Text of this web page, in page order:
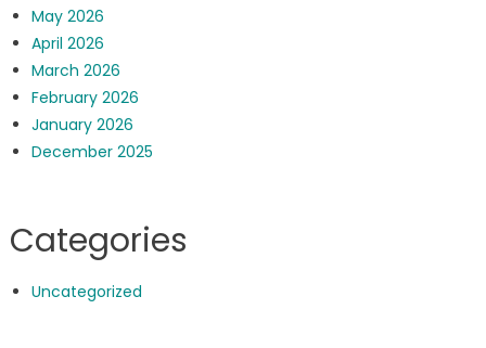
May 2026
April 2026
March 2026
February 2026
January 2026
December 2025
Categories
Uncategorized